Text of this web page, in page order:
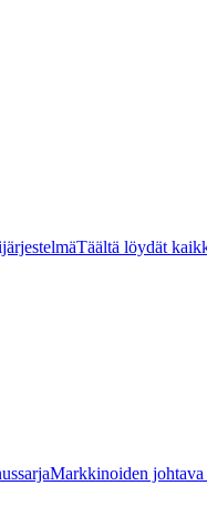
Täältä löydät
Markkinoiden johtava